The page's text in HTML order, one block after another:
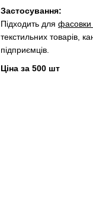
Застосування:
Підходить для фасовки
текстильних товарів,
підприємців.
Ціна за 500 шт